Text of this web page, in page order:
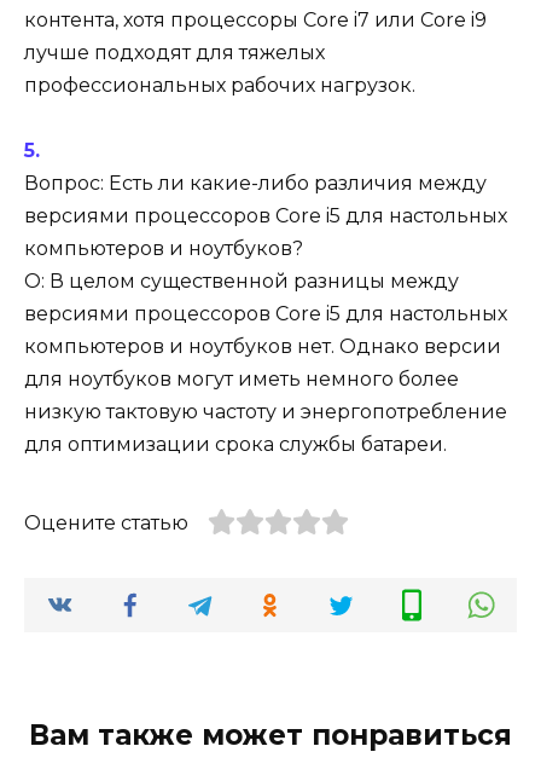
контента, хотя процессоры Core i7 или Core i9
лучше подходят для тяжелых
профессиональных рабочих нагрузок.
Вопрос: Есть ли какие-либо различия между
версиями процессоров Core i5 для настольных
компьютеров и ноутбуков?
О: В целом существенной разницы между
версиями процессоров Core i5 для настольных
компьютеров и ноутбуков нет. Однако версии
для ноутбуков могут иметь немного более
низкую тактовую частоту и энергопотребление
для оптимизации срока службы батареи.
Оцените статью
Вам также может понравиться